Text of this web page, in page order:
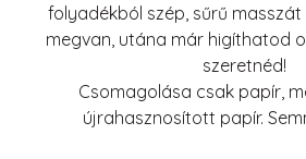
folyadékból szép, sűrű masszát
megvan, utána már higíthatod
szeretnéd!
Csomagolása csak papír,
újrahasznosított papír.